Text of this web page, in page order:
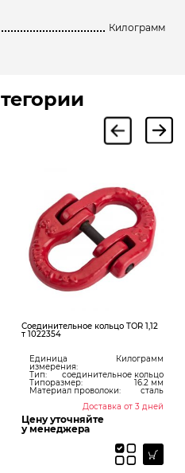
Килограмм
Соединительное кольцо TOR 1,12
т 1022354
Единица
измерения:
Килограмм
Тип:
соединительное кольцо
Типоразмер: 16.2 мм
Материал проволоки:
сталь
Доставка от 3 дней
Цену уточняйте
у менеджера